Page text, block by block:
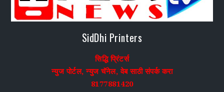
SidDhi Printers
सिद्धि प्रिंटर्स
न्युज पोर्टल, न्युज चॅनेल, वेब साठी संपर्क करा
8177881420